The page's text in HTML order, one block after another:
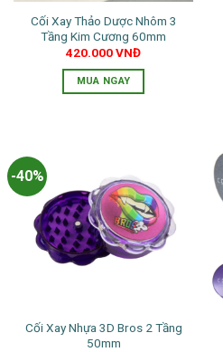
Cối Xay Thảo Dược Nhôm 3
Tầng Kim Cương 60mm
420.000VNĐ
MUA NGAY
-40%
Cối Xay Nhựa 3D Bros 2 Tầng
50mm